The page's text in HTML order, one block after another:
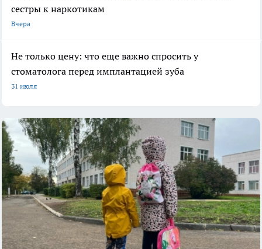
сестры к наркотикам
Вчера
Не только цену: что еще важно спросить у
стоматолога перед имплантацией зуба
31 июля